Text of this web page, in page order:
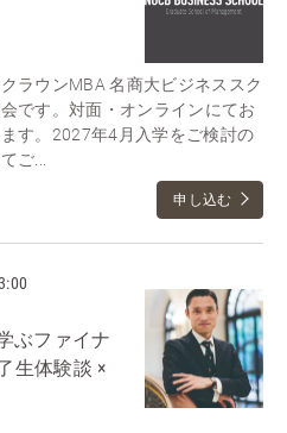
ラウンMBA 名商大ビジネススク
です。対面・オンラインにてお
す。2027年4月入学をご検討の
ご...
申し込む
ぶファイナ
生体験談 ×